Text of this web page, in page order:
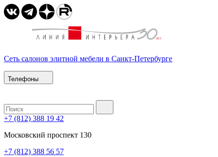
Сеть салонов элитной мебели в Санкт-Петербурге
Телефоны
+7 (812) 388 19 42
Московский проспект 130
+7 (812) 388 56 57